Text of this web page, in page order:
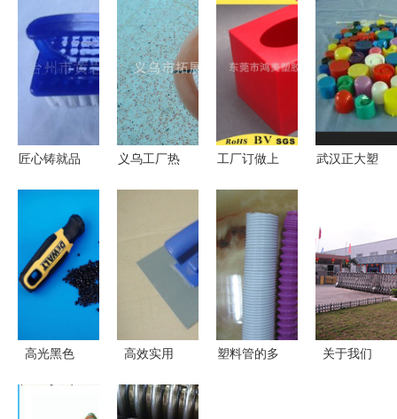
匠心铸就品
黄岩亿豪塑
胶制品厂塑
胶制品探访
义乌工厂热
与充气广告
球的商业价
值与定制优
工厂订做上
纸巾盒 定
制品质与设
计之美
武汉正大塑
品质铸就企
业优势
高光黑色
高效实用
五金塑胶制
塑料管的多
关于我们